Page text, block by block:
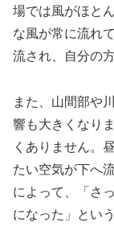
場では風がほと
な風が常に流れ
流され、自分の
また、山間部や
響も大きくなり
くありません。
たい空気が下へ
によって、「さ
になった」とい